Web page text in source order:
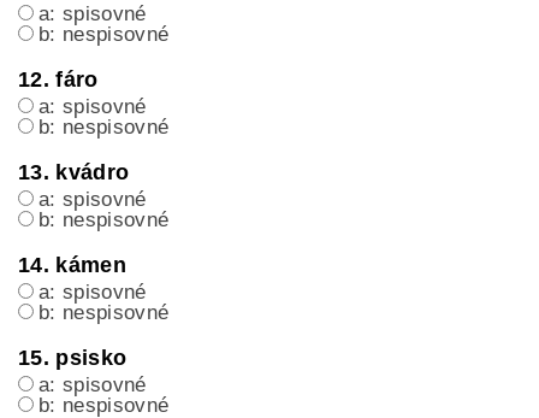
a: spisovné
b: nespisovné
12. fáro
a: spisovné
b: nespisovné
13. kvádro
a: spisovné
b: nespisovné
14. kámen
a: spisovné
b: nespisovné
15. psisko
a: spisovné
b: nespisovné